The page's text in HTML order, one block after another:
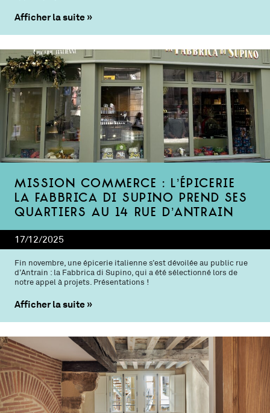
Afficher la suite
Mission commerce : l’épicerie
La Fabbrica di Supino prend ses
quartiers au 14 rue d’Antrain
17/12/2025
Fin novembre, une épicerie italienne s’est dévoilée au public rue
d’Antrain : la Fabbrica di Supino, qui a été sélectionné lors de
notre appel à projets. Présentations !
Afficher la suite